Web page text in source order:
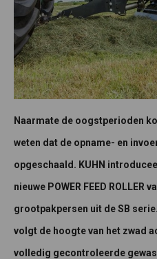
Naarmate de oogstperioden
weten dat de opname- en
opgeschaald. KUHN
nieuwe POWER FEED ROLLER
grootpakpersen uit de SB
volgt de hoogte van het zwad
volledig gecontroleerde